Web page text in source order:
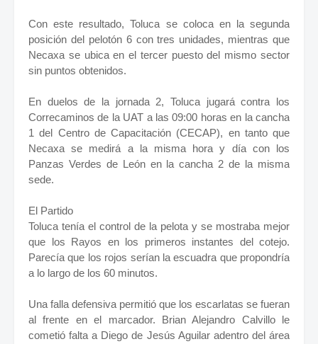
Con este resultado, Toluca se coloca en la segunda
posición del pelotón 6 con tres unidades, mientras que
Necaxa se ubica en el tercer puesto del mismo sector
sin puntos obtenidos.
En duelos de la jornada 2, Toluca jugará contra los
Correcaminos de la UAT a las 09:00 horas en la cancha
1 del Centro de Capacitación (CECAP), en tanto que
Necaxa se medirá a la misma hora y día con los
Panzas Verdes de León en la cancha 2 de la misma
sede.
El Partido
Toluca tenía el control de la pelota y se mostraba mejor
que los Rayos en los primeros instantes del cotejo.
Parecía que los rojos serían la escuadra que propondría
a lo largo de los 60 minutos.
Una falla defensiva permitió que los escarlatas se fueran
al frente en el marcador. Brian Alejandro Calvillo le
cometió falta a Diego de Jesús Aguilar adentro del área